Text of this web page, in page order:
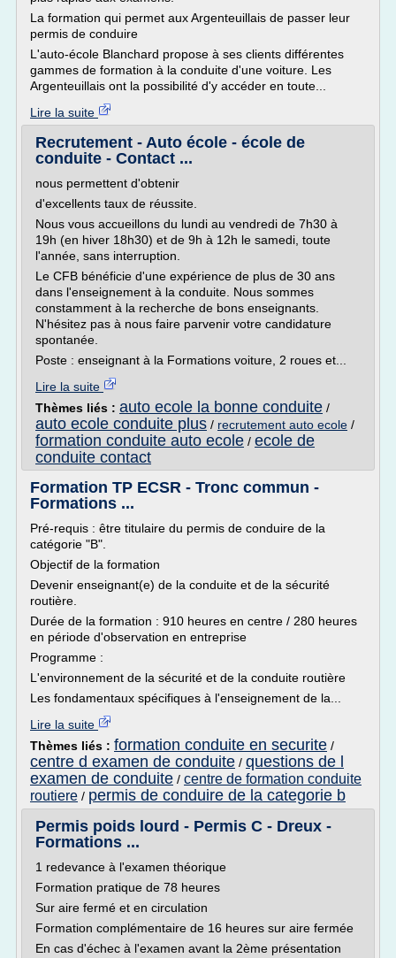
La formation qui permet aux Argenteuillais de passer leur
permis de conduire
L'auto-école Blanchard propose à ses clients différentes
gammes de formation à la conduite d'une voiture. Les
Argenteuillais ont la possibilité d'y accéder en toute...
Lire la suite
Recrutement - Auto école - école de
conduite - Contact ...
nous permettent d'obtenir
d'excellents taux de réussite.
Nous vous accueillons du lundi au vendredi de 7h30 à
19h (en hiver 18h30) et de 9h à 12h le samedi, toute
l'année, sans interruption.
Le CFB bénéficie d'une expérience de plus de 30 ans
dans l'enseignement à la conduite. Nous sommes
constamment à la recherche de bons enseignants.
N'hésitez pas à nous faire parvenir votre candidature
spontanée.
Poste : enseignant à la Formations voiture, 2 roues et...
Lire la suite
Thèmes liés : auto ecole la bonne conduite /
auto ecole conduite plus / recrutement auto ecole /
formation conduite auto ecole / ecole de
conduite contact
Formation TP ECSR - Tronc commun -
Formations ...
Pré-requis : être titulaire du permis de conduire de la
catégorie "B".
Objectif de la formation
Devenir enseignant(e) de la conduite et de la sécurité
routière.
Durée de la formation : 910 heures en centre / 280 heures
en période d'observation en entreprise
Programme :
L'environnement de la sécurité et de la conduite routière
Les fondamentaux spécifiques à l'enseignement de la...
Lire la suite
Thèmes liés : formation conduite en securite /
centre d examen de conduite / questions de l
examen de conduite / centre de formation conduite
routiere / permis de conduire de la categorie b
Permis poids lourd - Permis C - Dreux -
Formations ...
1 redevance à l'examen théorique
Formation pratique de 78 heures
Sur aire fermé et en circulation
Formation complémentaire de 16 heures sur aire fermée
En cas d'échec à l'examen avant la 2ème présentation